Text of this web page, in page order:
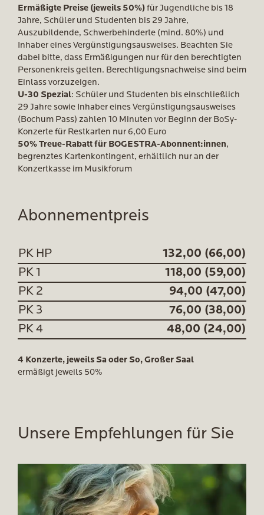
Ermäßigte Preise (jeweils 50%) für Jugendliche bis 18
Jahre, Schüler und Studenten bis 29 Jahre,
Auszubildende, Schwerbehinderte (mind. 80%) und
Inhaber eines Vergünstigungsausweises. Beachten Sie
dabei bitte, dass Ermäßigungen nur für den berechtigten
Personenkreis gelten. Berechtigungsnachweise sind beim
Einlass vorzuzeigen.
U-30 Spezial: Schüler und Studenten bis einschließlich
29 Jahre sowie Inhaber eines Vergünstigungsausweises
(Bochum Pass) zahlen 10 Minuten vor Beginn der BoSy-
Konzerte für Restkarten nur 6,00 Euro
50% Treue-Rabatt für BOGESTRA-Abonnent:innen,
begrenztes Kartenkontingent, erhältlich nur an der
Konzertkasse im Musikforum
Abonnementpreis
PK HP
132,00 (66,00)
PK 1
118,00 (59,00)
PK 2
94,00 (47,00)
PK 3
76,00 (38,00)
PK 4
48,00 (24,00)
4 Konzerte, jeweils Sa oder So, Großer Saal
ermäßigt jeweils 50%
Unsere Empfehlungen für Sie